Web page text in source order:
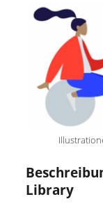
Haus,
Technik
(9)
Tools und Tipps
Inlineskaten
Library